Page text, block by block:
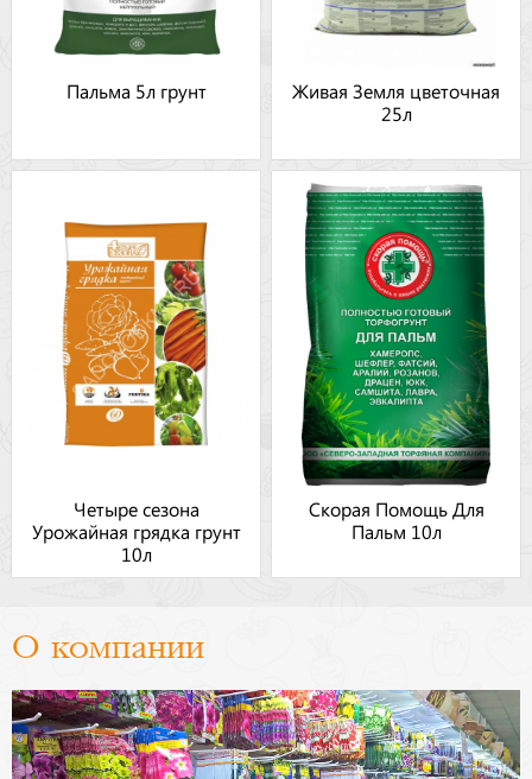
Пальма 5л грунт
Живая Земля цветочная
25л
Четыре сезона
Урожайная грядка грунт
10л
Скорая Помощь Для
Пальм 10л
О компании